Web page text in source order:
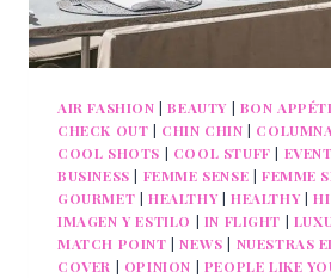
AIR FASHION |BEAUTY | BON
CHECK OUT | CHIN CHIN |
COOL SHOTS | COOL STUFF |
BUSINESS | FEMME SENSE | FEMME
GOURMET | HEALTHY | HEALTHY |
IMAGEN Y ESTILO | IN FLIGHT |
MATCH POINT |NEWS | NUESTRAS
COVER | OPINION | PEOPLE LIKE